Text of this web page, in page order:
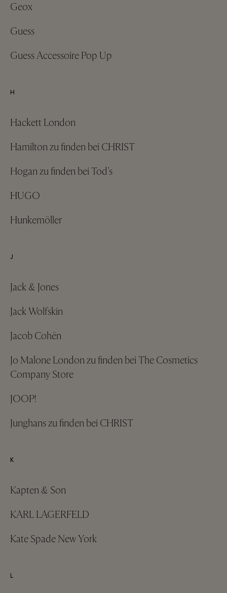
Geox
Guess
Guess Accessoire Pop Up
H
Hackett London
Hamilton zu finden bei CHRIST
Hogan zu finden bei Tod's
HUGO
Hunkemöller
J
Jack & Jones
Jack Wolfskin
Jacob Cohën
Jo Malone London zu finden bei The Cosmetics
Company Store
JOOP!
Junghans zu finden bei CHRIST
K
Kapten & Son
KARL LAGERFELD
Kate Spade New York
L